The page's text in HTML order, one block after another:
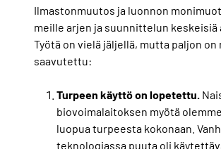
Ilmastonmuutos ja luonnon
meille arjen ja suunnittelun keskeisiä
Työtä on vielä jäljellä, mutta paljon on
saavutettu:
Turpeen käyttö on lopetettu.
biovoimalaitoksen myötä
luopua turpeesta kokonaan.
teknologiassa puuta oli